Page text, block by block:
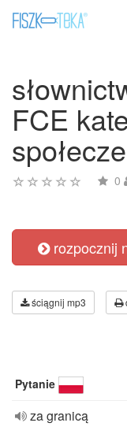
FCE
0
rozpocznij
ściągnij mp3
Pytanie
za granicą